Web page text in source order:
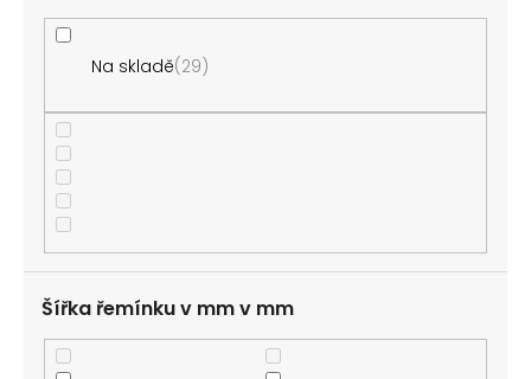
Na skladě 29
Šířka řemínku v mm